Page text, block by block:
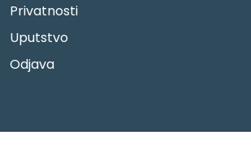
Privatnosti
Uputstvo
Odjava